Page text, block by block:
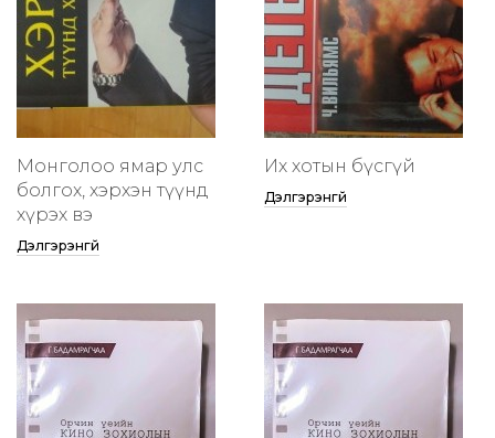
Монголоо ямар улс
болгох, хэрхэн түүнд
хүрэх вэ
Дэлгэрэнгүй
Их хотын бүсгүй
Дэлгэрэнгүй